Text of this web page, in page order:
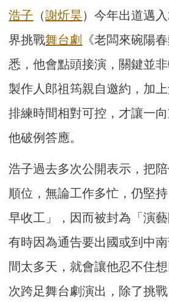
浩子 （謝炘昊）今年出道邁
界挑戰舞台劇
《老闆來碗陽
悉，他會點頭接演，關鍵並
製作人郎祖筠親自邀約，加上
排練時間相對可控，才讓一向
他破例答應。
浩子過去多次公開表示，把
順位，無論工作多忙，仍堅
早收工」，因而被封為「演藝
有時因為通告要出國或到中
間太多天，就會讓他忍不住
次跨足舞台劇演出，除了挑戰